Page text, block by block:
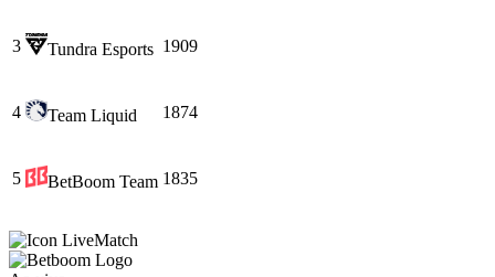
3 Tundra Esports 1909
4 Team Liquid 1874
5 BetBoom Team 1835
Match